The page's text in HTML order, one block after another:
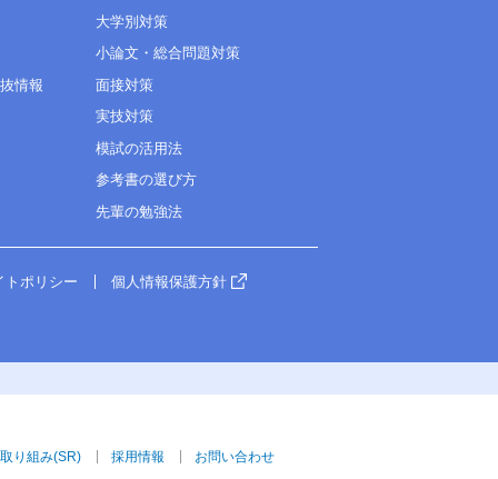
情報
大学別対策
小論文・総合問題対策
面接対策
実技対策
模試の活用法
参考書の選び方
先輩の勉強法
トポリシー 個人情報保護方針
り組み(SR) 採用情報 お問い合わせ